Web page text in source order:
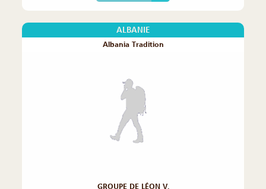
ALBANIE
Albania Tradition
GROUPE DE LÉON V.